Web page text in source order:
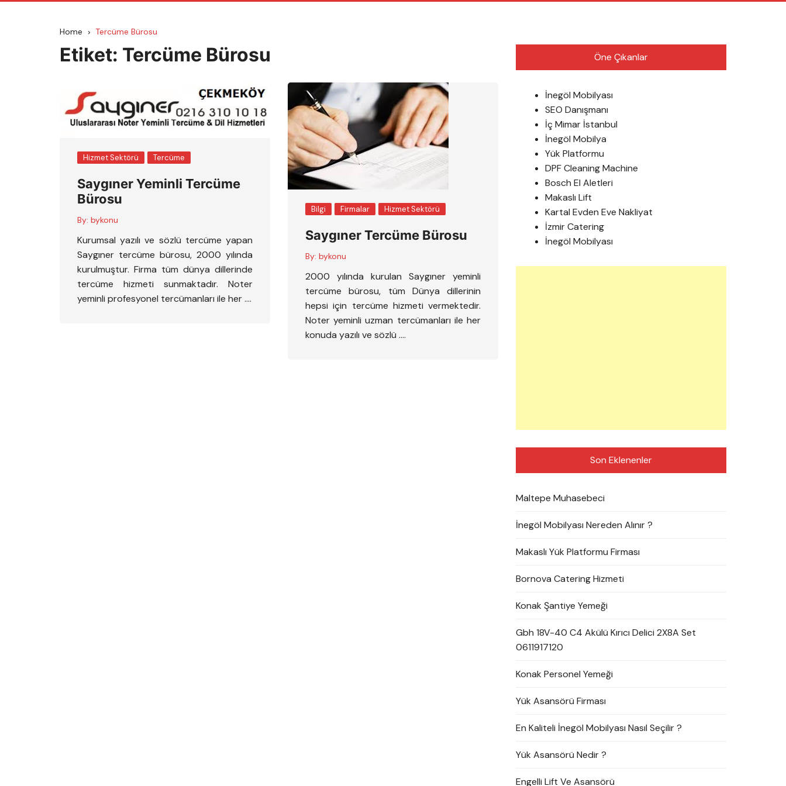
Home Tercüme Bürosu
Etiket: Tercüme Bürosu
Hizmet Sektörü Tercüme
Saygıner Yeminli Tercüme
Bürosu
By: bykonu
Kurumsal yazılı ve sözlü tercüme yapan
Saygıner tercüme bürosu, 2000 yılında
kurulmuştur. Firma tüm dünya dillerinde
tercüme hizmeti sunmaktadır. Noter
yeminli profesyonel tercümanları ile her ….
Bilgi Firmalar Hizmet Sektörü
Saygıner Tercüme Bürosu
By: bykonu
2000 yılında kurulan Saygıner yeminli
tercüme bürosu, tüm Dünya dillerinin
hepsi için tercüme hizmeti vermektedir.
Noter yeminli uzman tercümanları ile her
konuda yazılı ve sözlü ….
Öne Çıkanlar
İnegöl Mobilyası
SEO Danışmanı
İç Mimar İstanbul
İnegöl Mobilya
Yük Platformu
DPF Cleaning Machine
Bosch El Aletleri
Makaslı Lift
Kartal Evden Eve Nakliyat
İzmir Catering
İnegöl Mobilyası
Son Eklenenler
Maltepe Muhasebeci
İnegöl Mobilyası Nereden Alınır ?
Makaslı Yük Platformu Firması
Bornova Catering Hizmeti
Konak Şantiye Yemeği
Gbh 18V-40 C4 Akülü Kırıcı Delici 2X8A Set
0611917120
Konak Personel Yemeği
Yük Asansörü Firması
En Kaliteli İnegöl Mobilyası Nasıl Seçilir ?
Yük Asansörü Nedir ?
Engelli Lift Ve Asansörü